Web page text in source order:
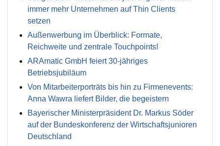
immer mehr Unternehmen auf Thin Clients
setzen
Außenwerbung im Überblick: Formate,
Reichweite und zentrale Touchpoints!
ARAmatic GmbH feiert 30-jähriges
Betriebsjubiläum
Von Mitarbeiterporträts bis hin zu Firmenevents:
Anna Wawra liefert Bilder, die begeistern
Bayerischer Ministerpräsident Dr. Markus Söder
auf der Bundeskonferenz der Wirtschaftsjunioren
Deutschland